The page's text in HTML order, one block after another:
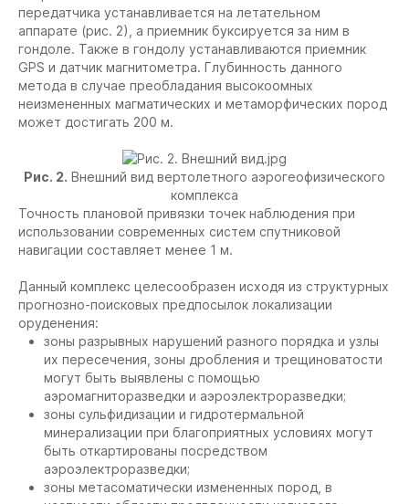
передатчика устанавливается на летательном
аппарате (рис. 2), а приемник буксируется за ним в
гондоле. Также в гондолу устанавливаются приемник
GPS и датчик магнитометра. Глубинность данного
метода в случае преобладания высокоомных
неизмененных магматических и метаморфических пород
может достигать 200 м.
Рис. 2. Внешний вид вертолетного аэрогеофизического
комплекса
Точность плановой привязки точек наблюдения при
использовании современных систем спутниковой
навигации составляет менее 1 м.
Данный комплекс целесообразен исходя из структурных
прогнозно-поисковых предпосылок локализации
оруденения:
зоны разрывных нарушений разного порядка и узлы
их пересечения, зоны дробления и трещиноватости
могут быть выявлены с помощью
аэромагниторазведки и аэроэлектроразведки;
зоны сульфидизации и гидротермальной
минерализации при благоприятных условиях могут
быть откартированы посредством
аэроэлектроразведки;
зоны метасоматически измененных пород, в